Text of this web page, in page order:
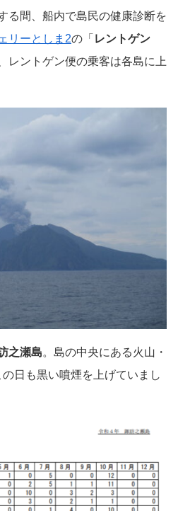
る間、船内で島民の健康診断を
リーとしま2の「 レントゲン
レントゲン便の乗客は各島に上
之瀬島。島の中央にある火山・
日も黒い噴煙を上げていまし